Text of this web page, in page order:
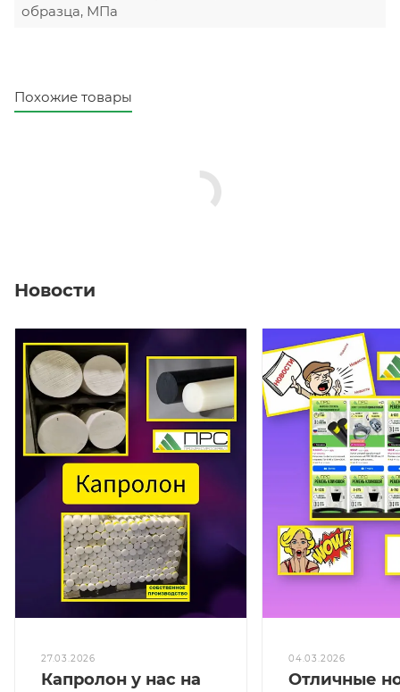
образца, МПа
Похожие товары
Новости
27.03.2026
Капролон у нас на
04.03.2026
Отличные